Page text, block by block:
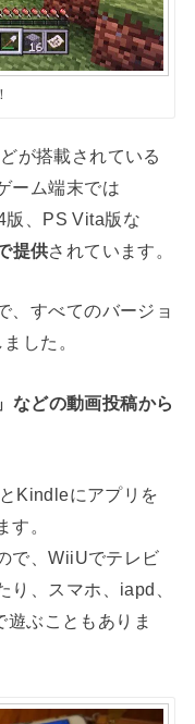
が搭載されている
ーム端末では
、PS Vita版な
提供されています。
、すべてのバージョ
した。
などの動画投稿から
Kindleにアプリを
す。
で、WiiUでテレビ
り、スマホ、iapd、
ぶこともありま